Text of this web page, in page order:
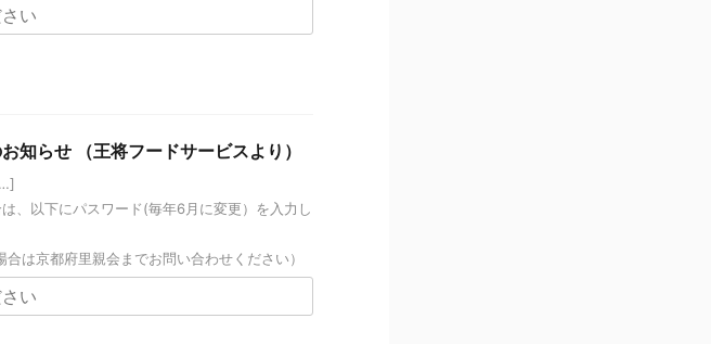
知らせ （王将フードサービスより）
、以下にパスワード(毎年6月に変更）を入力し
は京都府里親会までお問い合わせください）